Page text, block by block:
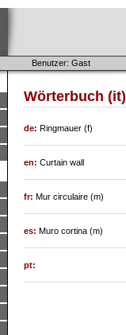
Benutzer: Gast
Wörterbuch (it)
de: Ringmauer (f)
en: Curtain wall
fr: Mur circulaire (m)
es: Muro cortina (m)
pt: